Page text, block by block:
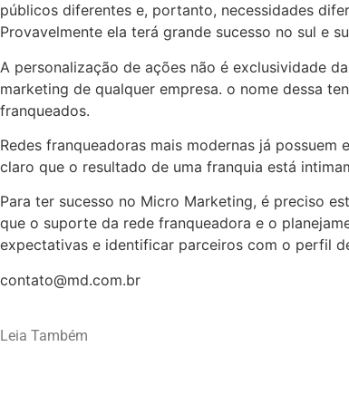
públicos diferentes e, portanto, necessidades
Provavelmente ela terá grande sucesso no sul e
A personalização de ações não é exclusividade
marketing de qualquer empresa. o nome dessa
franqueados.
Redes franqueadoras mais modernas já
claro que o resultado de uma franquia está
Para ter sucesso no Micro Marketing, é preciso
que o suporte da rede franqueadora e o
expectativas e identificar parceiros com o perfil
contato@md.com.br
Leia Também